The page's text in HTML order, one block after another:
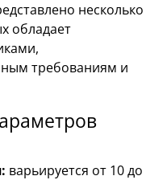
несколько
обладает
требованиям и
варьируется от 10 до